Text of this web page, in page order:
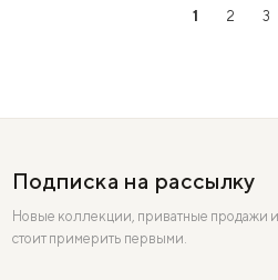
1 2 3
Подписка на рассылку
Новые коллекции, приватные продажи
стоит примерить первыми.